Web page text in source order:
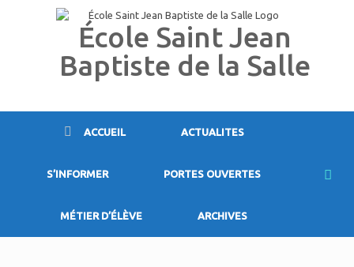
École Saint Jean
Baptiste de la Salle
ACCUEIL ACTUALITES
S’INFORMER PORTES OUVERTES
MÉTIER D’ÉLÈVE ARCHIVES